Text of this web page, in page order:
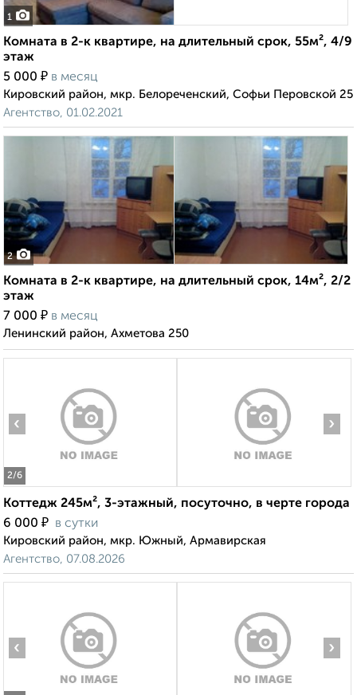
1
Комната в 2-к квартире, на длительный срок, 55м², 4/9
этаж
5 000 ₽ в месяц
Кировский район, мкр. Белореченский, Софьи Перовской 25
Агентство, 01.02.2021
2
Комната в 2-к квартире, на длительный срок, 14м², 2/2
этаж
7 000 ₽ в месяц
Ленинский район, Ахметова 250
2/6
‹ ›
Коттедж 245м², 3-этажный, посуточно, в черте города
6 000 ₽ в сутки
Кировский район, мкр. Южный, Армавирская
Агентство, 07.08.2026
‹ ›